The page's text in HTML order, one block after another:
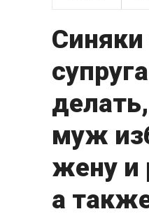
Синяки
муж
жену и
а